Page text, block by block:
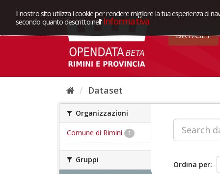
Il nostro sito utilizza i cookie per rendere migliore la tua esperienza di
secondo quanto descritto nell' Informativa
DATASET
Dataset
Organizzazioni
Comune di Rimini 1
Gruppi
Ordina per